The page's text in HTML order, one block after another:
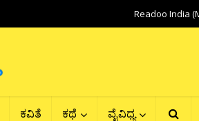
Readoo India
ಕವಿತೆ ಕಥೆ ವೈವಿಧ್ಯ